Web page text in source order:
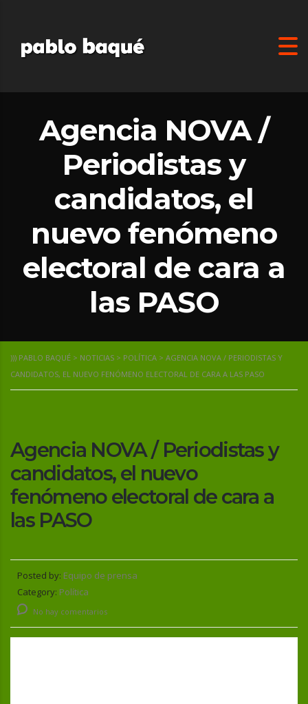
Agencia NOVA /
Periodistas y
candidatos, el
nuevo fenómeno
electoral de cara a
las PASO
))) PABLO BAQUÉ > NOTICIAS > POLÍTICA > AGENCIA NOVA / PERIODISTAS Y
CANDIDATOS, EL NUEVO FENÓMENO ELECTORAL DE CARA A LAS PASO
Agencia NOVA / Periodistas y
candidatos, el nuevo
fenómeno electoral de cara a
las PASO
Posted by: Equipo de prensa
Category: Política
No hay comentarios